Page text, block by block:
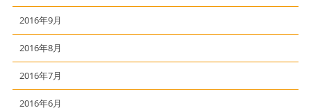
2016年9月
2016年8月
2016年7月
2016年6月